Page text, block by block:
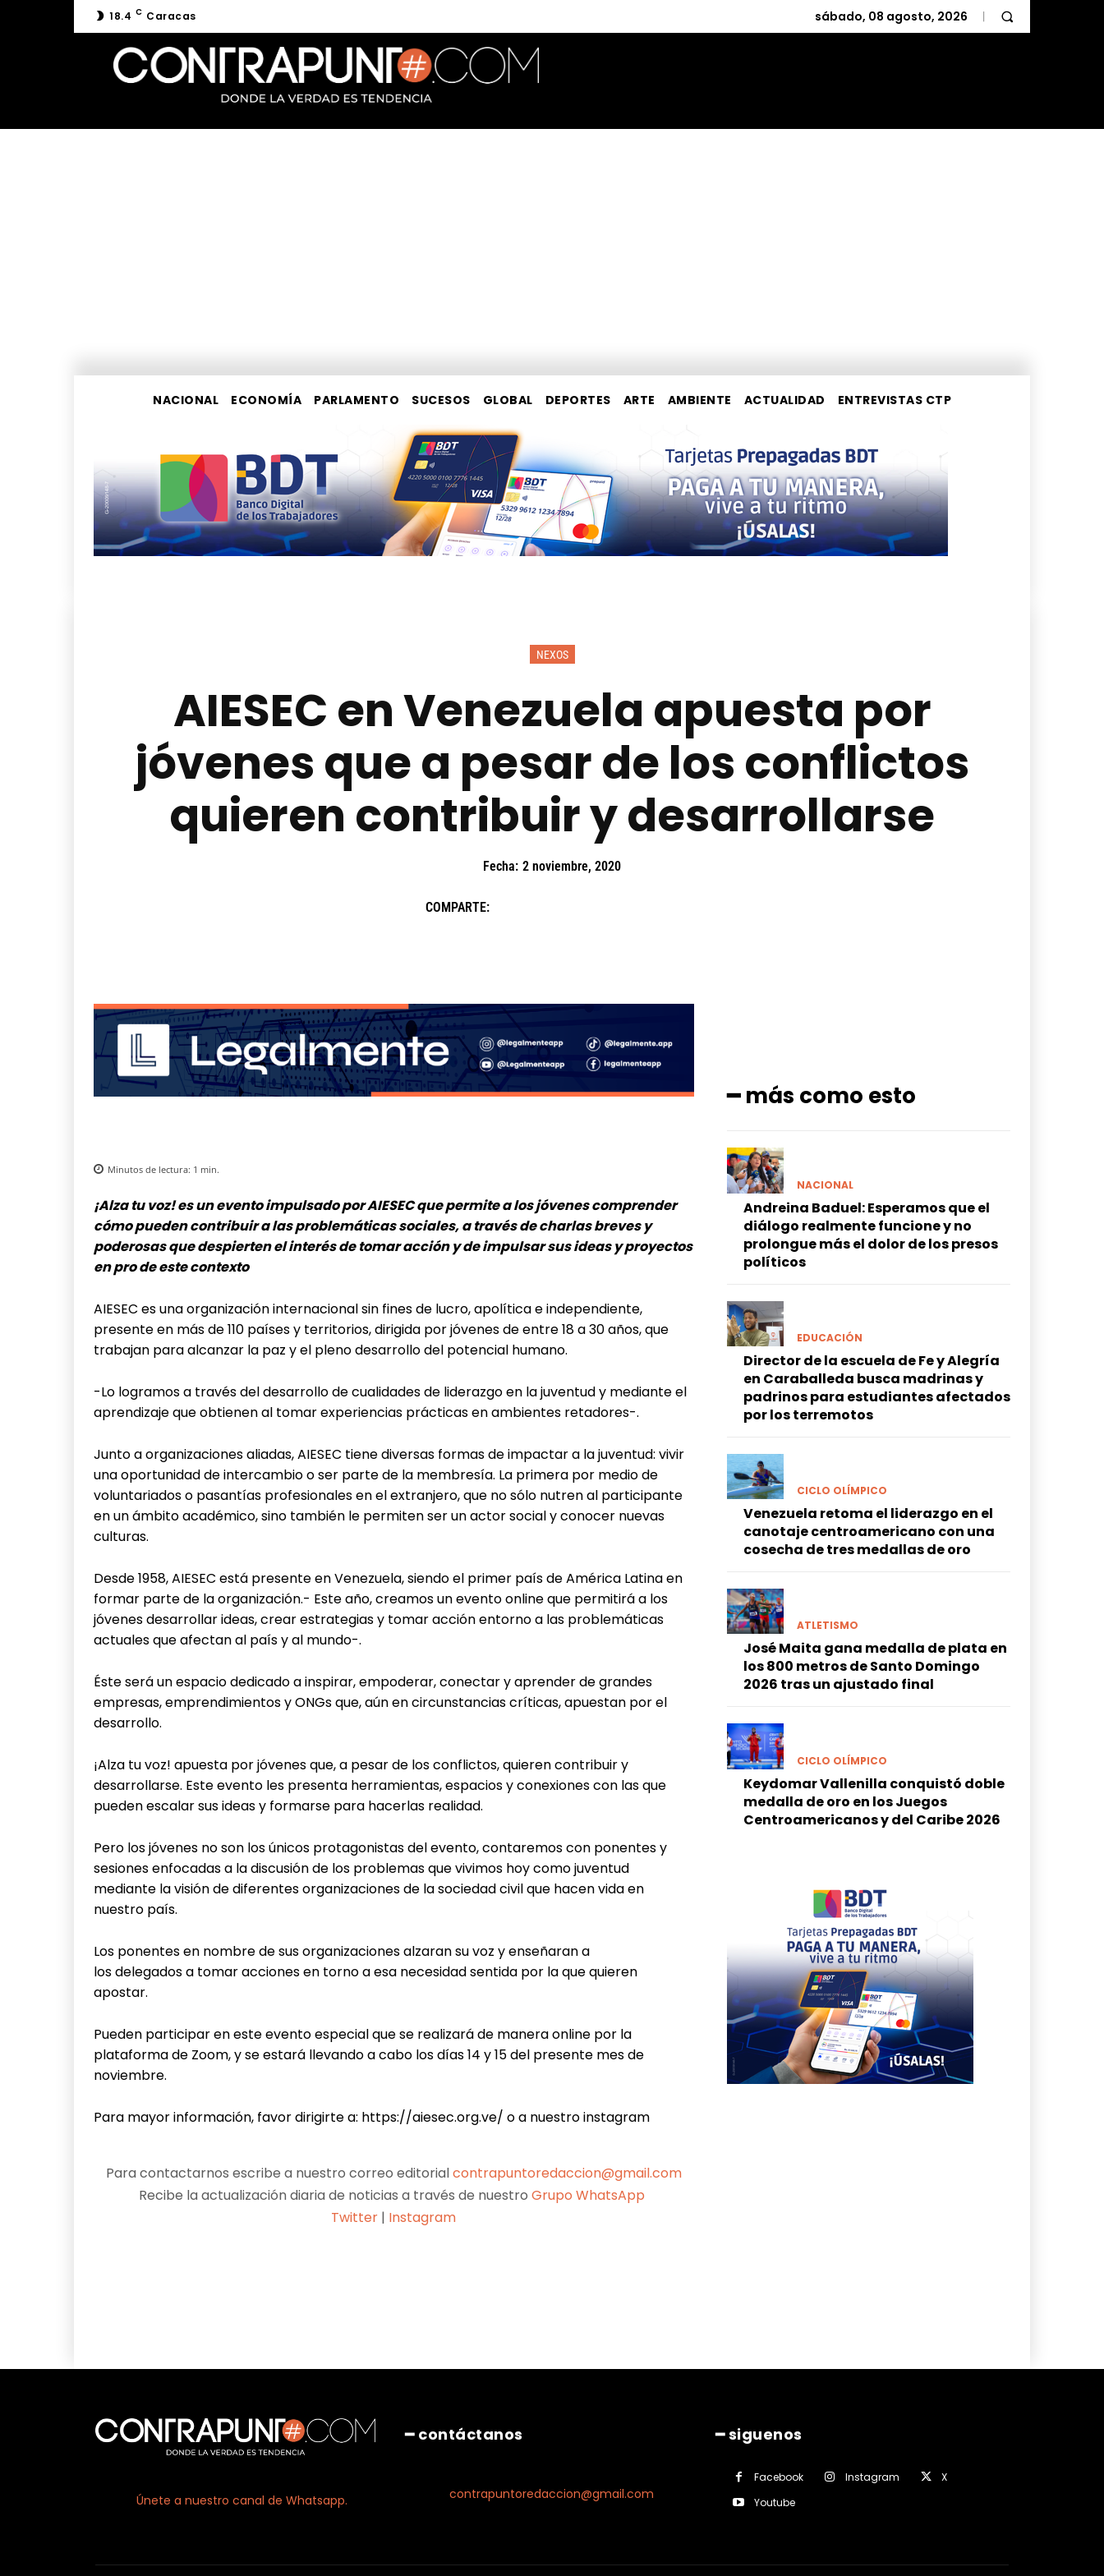
18.4 C Caracas sábado, 08 agosto, 2026
NACIONAL ECONOMÍA PARLAMENTO SUCESOS GLOBAL DEPORTES ARTE AMBIENTE ACTUALIDAD ENTREVISTAS CTP
NEXOS
AIESEC en Venezuela apuesta por
jóvenes que a pesar de los conflictos
quieren contribuir y desarrollarse
Fecha: 2 noviembre, 2020
COMPARTE:
Minutos de lectura: 1 min.
¡Alza tu voz! es un evento impulsado por AIESEC que permite a los jóvenes comprender
cómo pueden contribuir a las problemáticas sociales, a través de charlas breves y
poderosas que despierten el interés de tomar acción y de impulsar sus ideas y proyectos
en pro de este contexto
AIESEC es una organización internacional sin fines de lucro, apolítica e independiente,
presente en más de 110 países y territorios, dirigida por jóvenes de entre 18 a 30 años, que
trabajan para alcanzar la paz y el pleno desarrollo del potencial humano.
-Lo logramos a través del desarrollo de cualidades de liderazgo en la juventud y mediante el
aprendizaje que obtienen al tomar experiencias prácticas en ambientes retadores-.
Junto a organizaciones aliadas, AIESEC tiene diversas formas de impactar a la juventud: vivir
una oportunidad de intercambio o ser parte de la membresía. La primera por medio de
voluntariados o pasantías profesionales en el extranjero, que no sólo nutren al participante
en un ámbito académico, sino también le permiten ser un actor social y conocer nuevas
culturas.
Desde 1958, AIESEC está presente en Venezuela, siendo el primer país de América Latina en
formar parte de la organización.- Este año, creamos un evento online que permitirá a los
jóvenes desarrollar ideas, crear estrategias y tomar acción entorno a las problemáticas
actuales que afectan al país y al mundo-.
Éste será un espacio dedicado a inspirar, empoderar, conectar y aprender de grandes
empresas, emprendimientos y ONGs que, aún en circunstancias críticas, apuestan por el
desarrollo.
¡Alza tu voz! apuesta por jóvenes que, a pesar de los conflictos, quieren contribuir y
desarrollarse. Este evento les presenta herramientas, espacios y conexiones con las que
pueden escalar sus ideas y formarse para hacerlas realidad.
Pero los jóvenes no son los únicos protagonistas del evento, contaremos con ponentes y
sesiones enfocadas a la discusión de los problemas que vivimos hoy como juventud
mediante la visión de diferentes organizaciones de la sociedad civil que hacen vida en
nuestro país.
Los ponentes en nombre de sus organizaciones alzaran su voz y enseñaran a
los delegados a tomar acciones en torno a esa necesidad sentida por la que quieren
apostar.
Pueden participar en este evento especial que se realizará de manera online por la
plataforma de Zoom, y se estará llevando a cabo los días 14 y 15 del presente mes de
noviembre.
Para mayor información, favor dirigirte a: https://aiesec.org.ve/ o a nuestro instagram
Para contactarnos escribe a nuestro correo editorialcontrapuntoredaccion@gmail.com
Recibe la actualización diaria de noticias a través de nuestroGrupo WhatsApp
Twitter | Instagram
━ más como esto
NACIONAL
Andreina Baduel: Esperamos que el
diálogo realmente funcione y no
prolongue más el dolor de los presos
políticos
EDUCACIÓN
Director de la escuela de Fe y Alegría
en Caraballeda busca madrinas y
padrinos para estudiantes afectados
por los terremotos
CICLO OLÍMPICO
Venezuela retoma el liderazgo en el
canotaje centroamericano con una
cosecha de tres medallas de oro
ATLETISMO
José Maita gana medalla de plata en
los 800 metros de Santo Domingo
2026 tras un ajustado final
CICLO OLÍMPICO
Keydomar Vallenilla conquistó doble
medalla de oro en los Juegos
Centroamericanos y del Caribe 2026
Únete a nuestro canal de Whatsapp.
━ contáctanos
contrapuntoredaccion@gmail.com
━ siguenos
Facebook Instagram
X
Youtube